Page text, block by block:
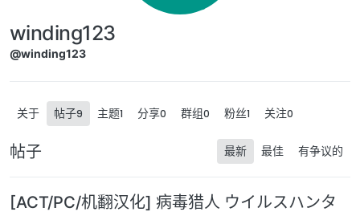
winding123
@winding123
关于 帖子9 主题1 分享0 群组0 粉丝1 关注0
帖子 最新 最佳 有争议的
[ACT/PC/机翻汉化] 病毒猎人 ウイルスハンタ